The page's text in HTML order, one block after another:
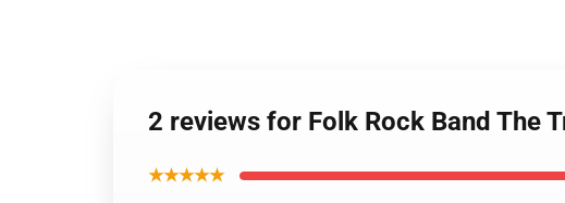
2 reviews for Folk Rock Band The
★★★★★